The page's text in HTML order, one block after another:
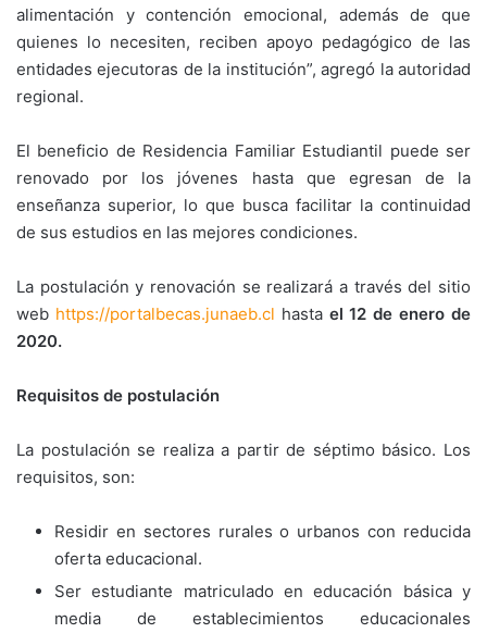
alimentación y contención emocional, además de que
quienes lo necesiten, reciben apoyo pedagógico de las
entidades ejecutoras de la institución”, agregó la autoridad
regional.
El beneficio de Residencia Familiar Estudiantil puede ser
renovado por los jóvenes hasta que egresan de la
enseñanza superior, lo que busca facilitar la continuidad
de sus estudios en las mejores condiciones.
La postulación y renovación se realizará a través del sitio
web https://portalbecas.junaeb.cl hastael 12 de enero de
2020.
Requisitos de postulación
La postulación se realiza a partir de séptimo básico. Los
requisitos, son:
Residir en sectores rurales o urbanos con reducida
oferta educacional.
Ser estudiante matriculado en educación básica y
media de establecimientos educacionales